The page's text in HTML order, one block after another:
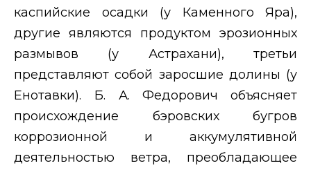
каспийские осадки (у Каменного Яра),
другие являются продуктом эрозионных
размывов (у Астрахани), третьи
представляют собой заросшие долины (у
Енотавки). Б. А. Федорович
объясняет
происхождение бэровских бугров
коррозионной и аккумулятивной
деятельностью ветра, преобладающее